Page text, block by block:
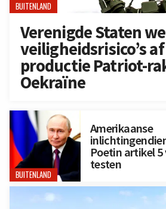
BUITENLAND
Verenigde Staten
veiligheidsrisico’s
productie Patriot-
Oekraïne
BUITENLAND
Amerikaanse
Poetin artikel 5
testen